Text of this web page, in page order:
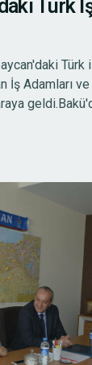
Türk
Türk
İş Adamları